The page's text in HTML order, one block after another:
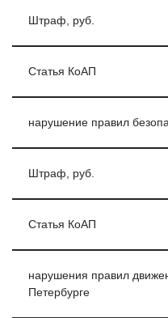
Штраф, руб.
Статья КоАП
нарушение правил
Штраф, руб.
Статья КоАП
нарушения правил
Петербурге